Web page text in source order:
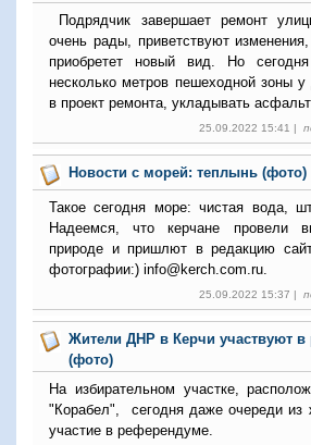
Подрядчик завершает ремонт
очень рады, приветствуют
приобретет новый вид. Но
несколько метров пешеходной зоны
в проект ремонта, укладывать
25.09.2022 15:41 |
Новости с морей: теплынь (фото)
Такое сегодня море: чистая вода,
Надеемся, что керчане провели
природе и пришлют в редакцию
фотографии:) info@kerch.com.ru.
25.09.2022 15:37 |
Жители ДНР в Керчи участвуют в
(фото)
На избирательном участке,
"Корабел", сегодня даже очереди из
участие в референдуме.